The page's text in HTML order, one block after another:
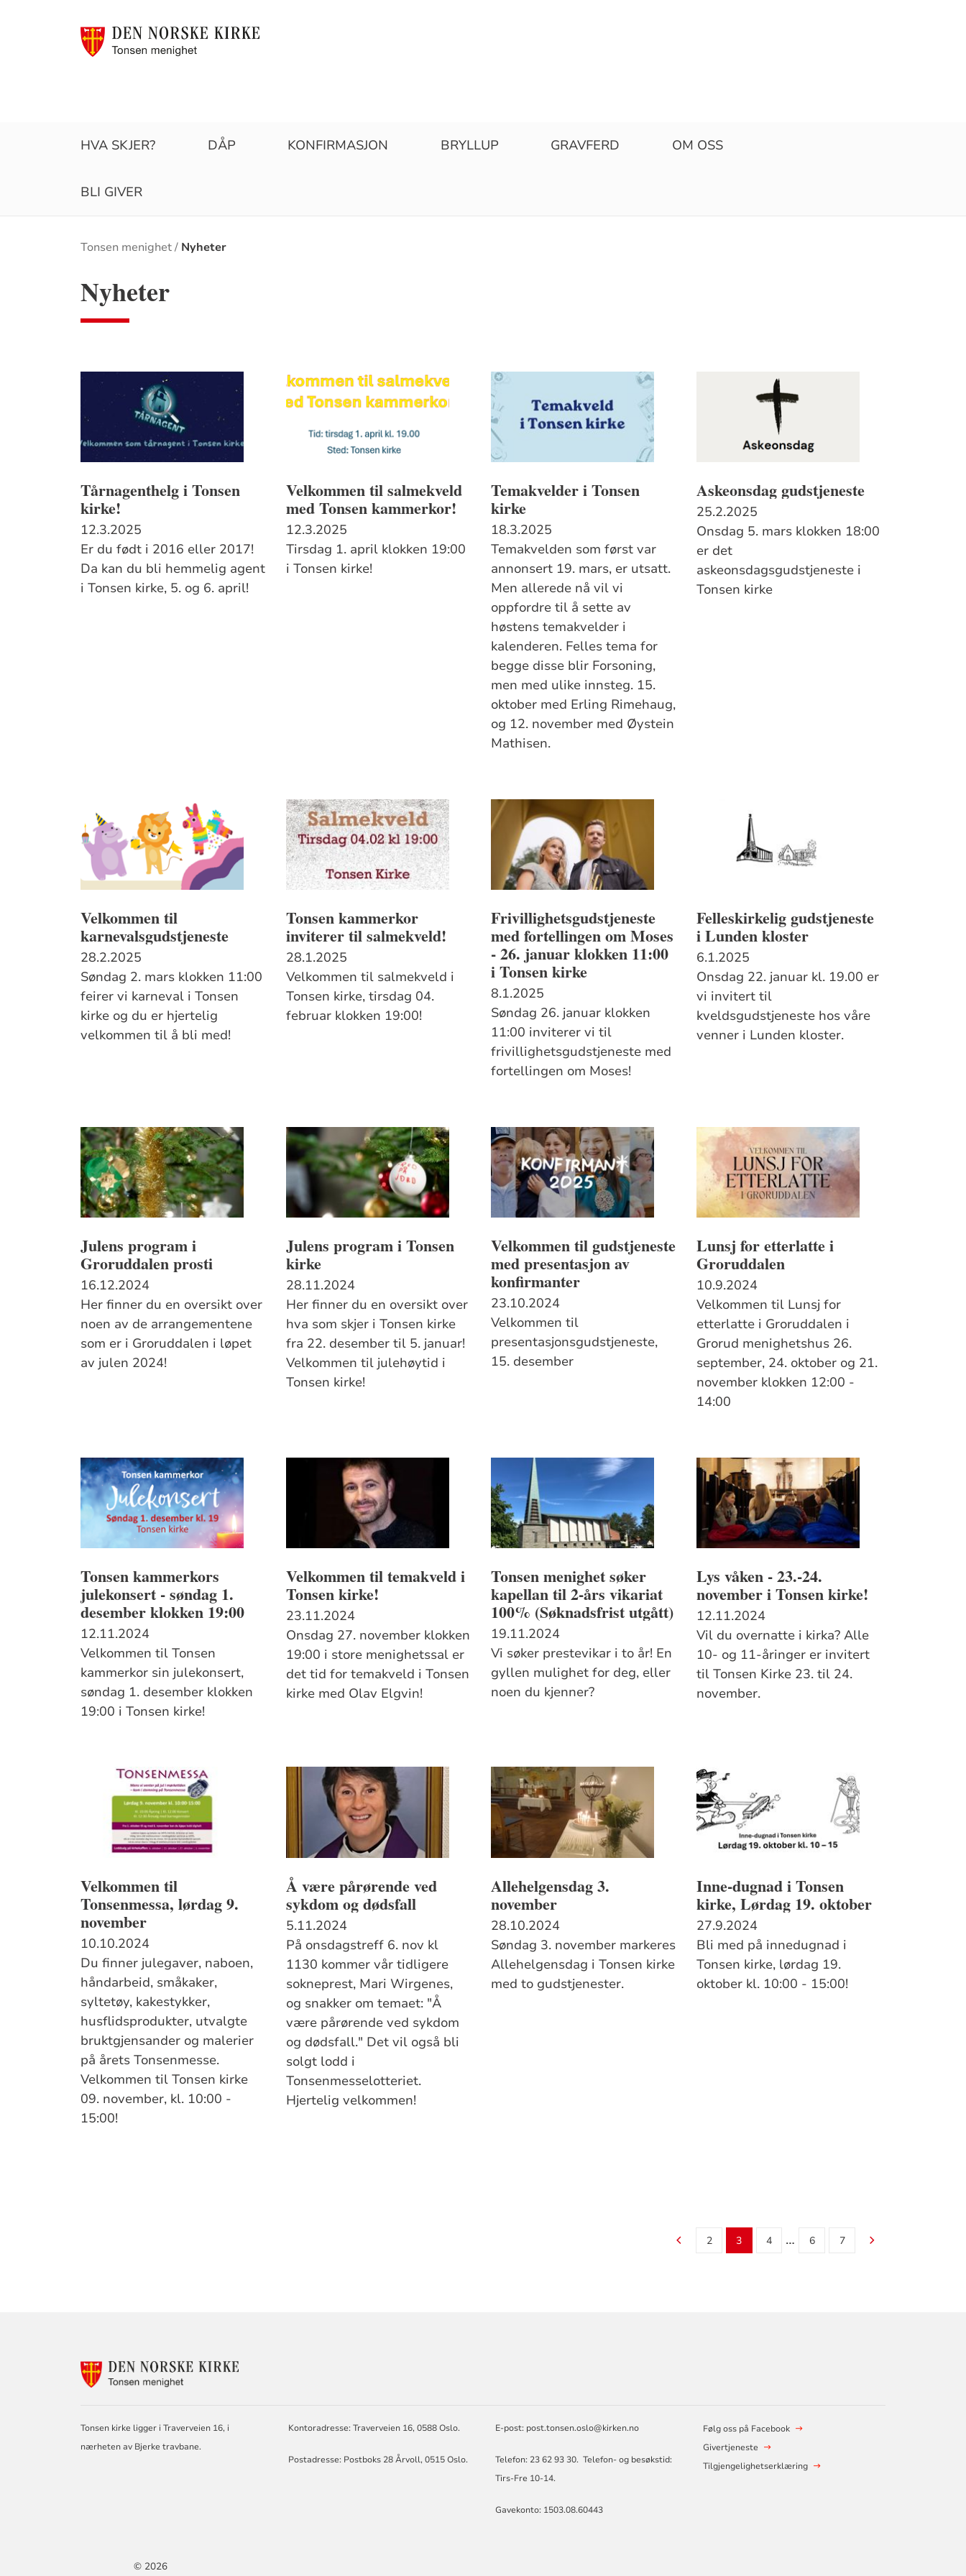
HVA SKJER? DÅP KONFIRMASJON BRYLLUP GRAVFERD OM OSS
BLI GIVER
Brødsmulesti
Tonsen menighet Nyheter
Nyheter
Tårnagenthelg i Tonsen
kirke!
12.3.2025
Er du født i 2016 eller 2017!
Da kan du bli hemmelig agent
i Tonsen kirke, 5. og 6. april!
Velkommen til salmekveld
med Tonsen kammerkor!
12.3.2025
Tirsdag 1. april klokken 19:00
i Tonsen kirke!
Temakvelder i Tonsen
kirke
18.3.2025
Temakvelden som først var
annonsert 19. mars, er utsatt.
Men allerede nå vil vi
oppfordre til å sette av
høstens temakvelder i
kalenderen. Felles tema for
begge disse blir Forsoning,
men med ulike innsteg. 15.
oktober med Erling Rimehaug,
og 12. november med Øystein
Mathisen.
Askeonsdag gudstjeneste
25.2.2025
Onsdag 5. mars klokken 18:00
er det
askeonsdagsgudstjeneste i
Tonsen kirke
Velkommen til
karnevalsgudstjeneste
28.2.2025
Søndag 2. mars klokken 11:00
feirer vi karneval i Tonsen
kirke og du er hjertelig
velkommen til å bli med!
Tonsen kammerkor
inviterer til salmekveld!
28.1.2025
Velkommen til salmekveld i
Tonsen kirke, tirsdag 04.
februar klokken 19:00!
Frivillighetsgudstjeneste
med fortellingen om Moses
- 26. januar klokken 11:00
i Tonsen kirke
8.1.2025
Søndag 26. januar klokken
11:00 inviterer vi til
frivillighetsgudstjeneste med
fortellingen om Moses!
Felleskirkelig gudstjeneste
i Lunden kloster
6.1.2025
Onsdag 22. januar kl. 19.00 er
vi invitert til
kveldsgudstjeneste hos våre
venner i Lunden kloster.
Julens program i
Groruddalen prosti
16.12.2024
Her finner du en oversikt over
noen av de arrangementene
som er i Groruddalen i løpet
av julen 2024!
Julens program i Tonsen
kirke
28.11.2024
Her finner du en oversikt over
hva som skjer i Tonsen kirke
fra 22. desember til 5. januar!
Velkommen til julehøytid i
Tonsen kirke!
Velkommen til gudstjeneste
med presentasjon av
konfirmanter
23.10.2024
Velkommen til
presentasjonsgudstjeneste,
15. desember
Lunsj for etterlatte i
Groruddalen
10.9.2024
Velkommen til Lunsj for
etterlatte i Groruddalen i
Grorud menighetshus 26.
september, 24. oktober og 21.
november klokken 12:00 -
14:00
Tonsen kammerkors
julekonsert - søndag 1.
desember klokken 19:00
12.11.2024
Velkommen til Tonsen
kammerkor sin julekonsert,
søndag 1. desember klokken
19:00 i Tonsen kirke!
Velkommen til temakveld i
Tonsen kirke!
23.11.2024
Onsdag 27. november klokken
19:00 i store menighetssal er
det tid for temakveld i Tonsen
kirke med Olav Elgvin!
Tonsen menighet søker
kapellan til 2-års vikariat
100% (Søknadsfrist utgått)
19.11.2024
Vi søker prestevikar i to år! En
gyllen mulighet for deg, eller
noen du kjenner?
Lys våken - 23.-24.
november i Tonsen kirke!
12.11.2024
Vil du overnatte i kirka? Alle
10- og 11-åringer er invitert
til Tonsen Kirke 23. til 24.
november.
Velkommen til
Tonsenmessa, lørdag 9.
november
10.10.2024
Du finner julegaver, naboen,
håndarbeid, småkaker,
syltetøy, kakestykker,
husflidsprodukter, utvalgte
bruktgjensander og malerier
på årets Tonsenmesse.
Velkommen til Tonsen kirke
09. november, kl. 10:00 -
15:00!
Å være pårørende ved
sykdom og dødsfall
5.11.2024
På onsdagstreff 6. nov kl
1130 kommer vår tidligere
sokneprest, Mari Wirgenes,
og snakker om temaet: "Å
være pårørende ved sykdom
og dødsfall." Det vil også bli
solgt lodd i
Tonsenmesselotteriet.
Hjertelig velkommen!
Allehelgensdag 3.
november
28.10.2024
Søndag 3. november markeres
Allehelgensdag i Tonsen kirke
med to gudstjenester.
Inne-dugnad i Tonsen
kirke, Lørdag 19. oktober
27.9.2024
Bli med på innedugnad i
Tonsen kirke, lørdag 19.
oktober kl. 10:00 - 15:00!
2 3 4 … 6 7
KONTAKTINFORMASJON
Tonsen kirke ligger i Traverveien 16, i
nærheten av Bjerke travbane.
Kontoradresse: Traverveien 16, 0588 Oslo.
Postadresse: Postboks 28 Årvoll, 0515 Oslo.
E-post: post.tonsen.oslo@kirken.no
Telefon: 23 62 93 30. Telefon- og besøkstid:
Tirs-Fre 10-14.
Gavekonto: 1503.08.60443
Følg oss på Facebook
Givertjeneste
Tilgjengelighetserklæring
© 2026